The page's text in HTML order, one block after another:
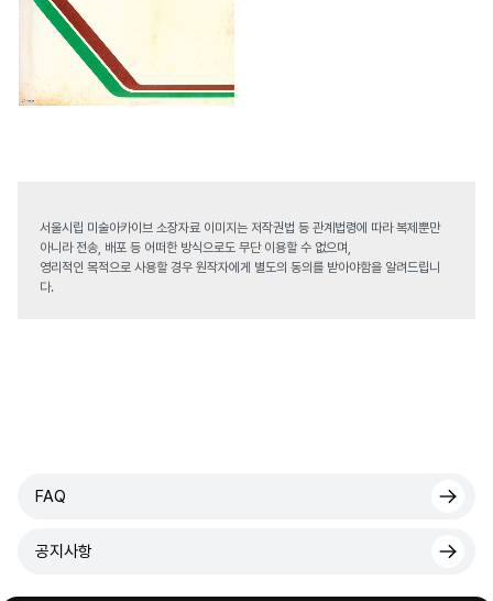
서울시립 미술아카이브 소장자료 이미지는 저작권법 등 관계법령에 따라 복제뿐만
아니라 전송, 배포 등 어떠한 방식으로도 무단 이용할 수 없으며,
영리적인 목적으로 사용할 경우 원작자에게 별도의 동의를 받아야함을 알려드립니
다.
FAQ
공지사항